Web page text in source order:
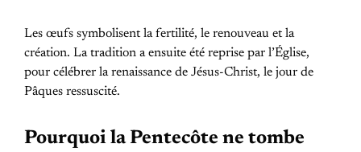
Les œufs symbolisent la fertilité, le renouveau et la
création. La tradition a ensuite été reprise par l’Église,
pour célébrer la renaissance de Jésus-Christ, le jour de
Pâques ressuscité.
Pourquoi la Pentecôte ne tombe